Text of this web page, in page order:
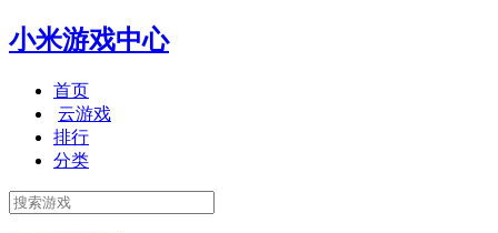
小米游戏中心
首页
云游戏
排行
分类